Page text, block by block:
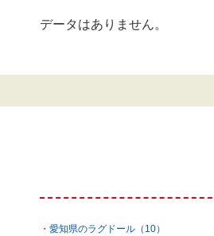
データはありません。
愛知県のラグドール（10）